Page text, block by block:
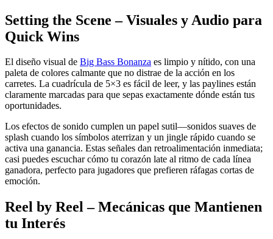
Setting the Scene – Visuales y Audio para
Quick Wins
El diseño visual de Big Bass Bonanza es limpio y nítido, con una
paleta de colores calmante que no distrae de la acción en los
carretes. La cuadrícula de 5×3 es fácil de leer, y las paylines están
claramente marcadas para que sepas exactamente dónde están tus
oportunidades.
Los efectos de sonido cumplen un papel sutil—sonidos suaves de
splash cuando los símbolos aterrizan y un jingle rápido cuando se
activa una ganancia. Estas señales dan retroalimentación inmediata;
casi puedes escuchar cómo tu corazón late al ritmo de cada línea
ganadora, perfecto para jugadores que prefieren ráfagas cortas de
emoción.
Reel by Reel – Mecánicas que Mantienen
tu Interés